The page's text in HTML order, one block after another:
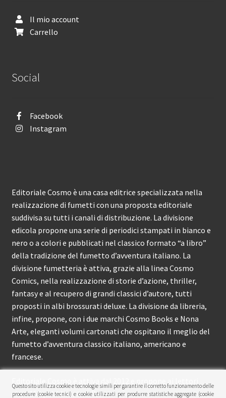
Il mio account
Carrello
Social
Facebook
Instagram
Editoriale Cosmo è una casa editrice specializzata nella
realizzazione di fumetti con una proposta editoriale
suddivisa su tutti i canali di distribuzione. La divisione
edicola propone una serie di periodici stampati in bianco e
nero o a colori e pubblicati nel classico formato “a libro”
della tradizione del fumetto d’avventura italiano. La
divisione fumetteria è attiva, grazie alla linea Cosmo
Comics, nella realizzazione di storie d’azione, thriller,
fantasy e al recupero di grandi classici d’autore, tutti
proposti in albi brossurati deluxe. La divisione da libreria,
infine, propone, con i due marchi Cosmo Books e Nona
Arte, eleganti volumi cartonati che ospitano il meglio del
fumetto d’avventura classico italiano, americano e
francese.
circa 150 pubblicazioni l’anno.
Questo sito utilizza cookie e tecnologie simili per garantire il corretto funzionamento delle
procedure (cookie tecnici) e cookie utilizzati per produrre statistiche aggregate (cookie